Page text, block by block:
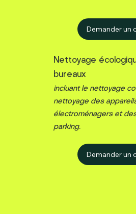
Demander un
Nettoyage
bureaux
incluant le nettoyage
nettoyage des
électroménagers et
parking.
Demander un